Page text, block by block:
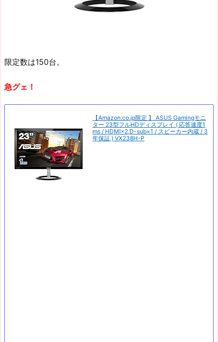
限定数は150台。
急グェ！
【Amazon.co.jp限定 】 ASUS Gamingモニ
ター 23型フルHDディスプレイ ( 応答速度1
ms / HDMI×2,D-sub×1 / スピーカー内蔵 / 3
年保証 ) VX238H-P